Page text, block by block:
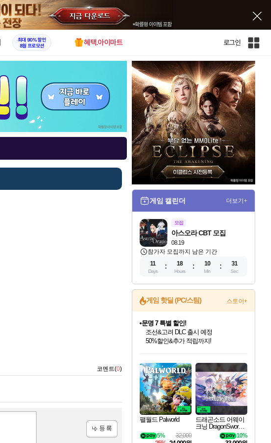
X
최대 90% 할인
8월 프로모션
혜택.아이마트 로그인
인
전
체
사
이
트
맵
코멘트(0)
게임 캘린더 더보기+
모집
08.19
아스오라 CBT 모집
참가자 모집까지 남은 기간
11
Days
18
Hours
10
Min
30
Sec
게임 핫딜 (PC/스팀) 스토어+
최대 90% 할인가를 만나보세요!
네이버혜택과 함께 만나보세요!
문명 7 특별 할인!
조선&고려 DLC 출시 예정
50%할인&추가 적립까지!
네이버 포인트 혜택까지!
이니&베니 혜택까지!
네이버 혜택가와 함께 예약하세요!
할인&네이버혜택으로 만나보세요!
네이버페이 혜택과 만나보세요!
40주년 프로모션으로 만나보세요!
할인가에 만나보세요!
일부 에디션 상시 할인!
혜택으로 예약 판매 중
편안하게 충전하세요
팰월드 Palworld
32,000
5%
드래곤소드 어웨이
크닝 DragonSword A
10%